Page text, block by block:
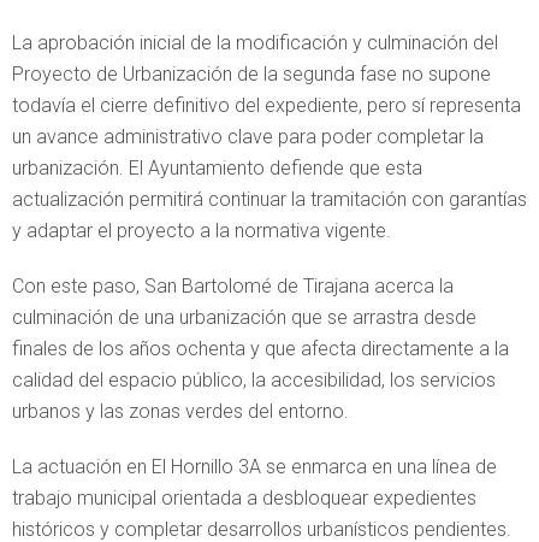
La aprobación inicial de la modificación y culminación del
Proyecto de Urbanización de la segunda fase no supone
todavía el cierre definitivo del expediente, pero sí representa
un avance administrativo clave para poder completar la
urbanización. El Ayuntamiento defiende que esta
actualización permitirá continuar la tramitación con garantías
y adaptar el proyecto a la normativa vigente.
Con este paso, San Bartolomé de Tirajana acerca la
culminación de una urbanización que se arrastra desde
finales de los años ochenta y que afecta directamente a la
calidad del espacio público, la accesibilidad, los servicios
urbanos y las zonas verdes del entorno.
La actuación en El Hornillo 3A se enmarca en una línea de
trabajo municipal orientada a desbloquear expedientes
históricos y completar desarrollos urbanísticos pendientes.